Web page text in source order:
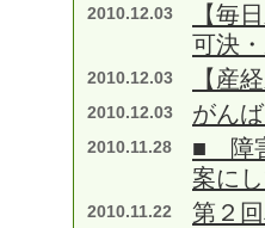
2010.12.03
【毎
可決
2010.12.03 【産
2010.12.03 がん
2010.11.28
■ 障
案に
2010.11.22 第２